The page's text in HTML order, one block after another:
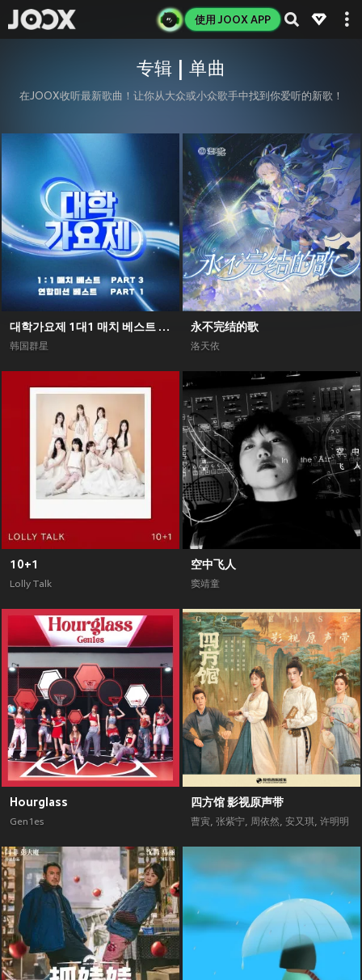
使用 JOOX APP
专辑 | 单曲
在JOOX收听最新歌曲！让你从大众或小众歌手中找到你爱听的新歌！
대학가요제 1대1 매치 베스트 PART3, 연합미션 베스트 PART1
韩国群星
永不完结的歌
洛天依
10+1
Lolly Talk
空中飞人
窦靖童
Hourglass
Gen1es
四方馆 影视原声带
曹寅, 张紫宁, 周依然, 安又琪, 许明明